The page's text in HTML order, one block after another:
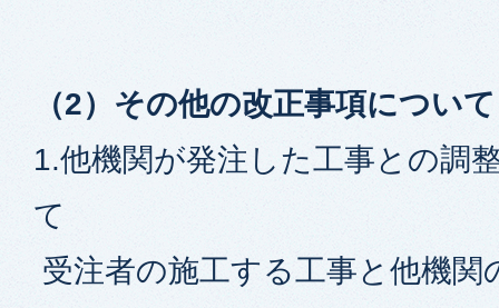
（2）その他の改正事項について
1.他機関が発注した工事との調
て
受注者の施工する工事と他機関